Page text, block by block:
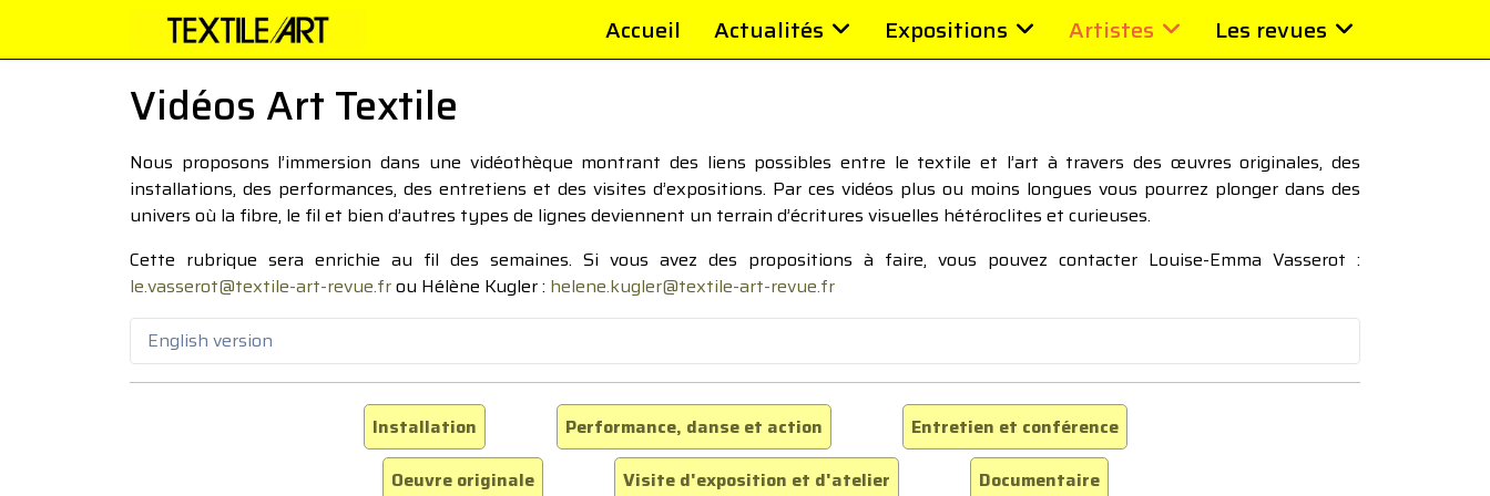
Accueil Actualités Expositions Artistes Les revues
Vidéos Art Textile
Nous proposons l’immersion dans une vidéothèque montrant des liens possibles entre le textile et l’art à travers des œuvres originales, des
installations, des performances, des entretiens et des visites d’expositions. Par ces vidéos plus ou moins longues vous pourrez plonger dans des
univers où la fibre, le fil et bien d’autres types de lignes deviennent un terrain d’écritures visuelles hétéroclites et curieuses.
Cette rubrique sera enrichie au fil des semaines. Si vous avez des propositions à faire, vous pouvez contacter Louise-Emma Vasserot :
le.vasserot@textile-art-revue.frou Hélène Kugler : helene.kugler@textile-art-revue.fr
English version
Installation Performance, danse et action
Entretien et conférence
Oeuvre originale
Visite d'exposition et d'atelier Documentaire